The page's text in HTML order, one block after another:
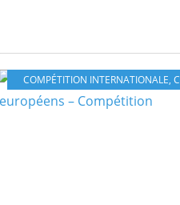
COMPÉTITION INTERNATIONALE, COURTS-MÉTRAGES